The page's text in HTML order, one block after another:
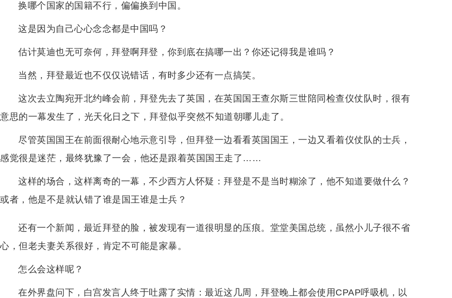
换哪个国家的国籍不行，偏偏换到中国。
这是因为自己心心念念都是中国吗？
估计莫迪也无可奈何，拜登啊拜登，你到底在搞哪一出？你还记得我是谁吗？
当然，拜登最近也不仅仅说错话，有时多少还有一点搞笑。
这次去立陶宛开北约峰会前，拜登先去了英国，在英国国王查尔斯三世陪同检查仪仗队时，很有
意思的一幕发生了，光天化日之下，拜登似乎突然不知道朝哪儿走了。
尽管英国国王在前面很耐心地示意引导，但拜登一边看看英国国王，一边又看着仪仗队的士兵，
感觉很是迷茫，最终犹豫了一会，他还是跟着英国国王走了……
这样的场合，这样离奇的一幕，不少西方人怀疑：拜登是不是当时糊涂了，他不知道要做什么？
或者，他是不是就认错了谁是国王谁是士兵？
还有一个新闻，最近拜登的脸，被发现有一道很明显的压痕。堂堂美国总统，虽然小儿子很不省
心，但老夫妻关系很好，肯定不可能是家暴。
怎么会这样呢？
在外界盘问下，白宫发言人终于吐露了实情：最近这几周，拜登晚上都会使用CPAP呼吸机，以